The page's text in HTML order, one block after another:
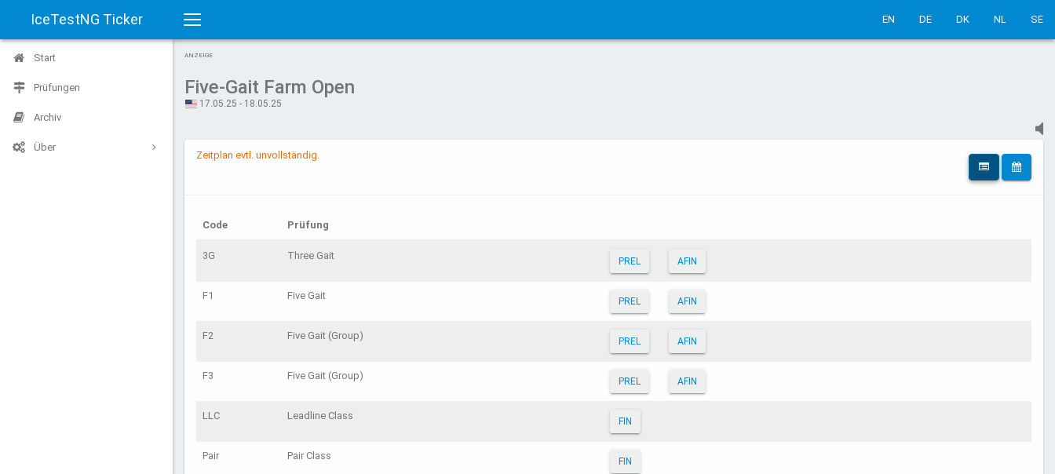
IceTestNG Ticker
Toggle
navigation
EN DE DK NL SE
Start
Prüfungen
Archiv
Über
ANZEIGE
Five-Gait Farm Open
17.05.25 - 18.05.25
Zeitplan evtl. unvollständig.
Code Prüfung
3G Three Gait PREL AFIN
F1 Five Gait PREL AFIN
F2 Five Gait (Group) PREL AFIN
F3 Five Gait (Group) PREL AFIN
LLC Leadline Class FIN
Pair Pair Class FIN